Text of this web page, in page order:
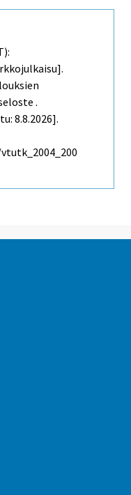
.
8.8.2026].